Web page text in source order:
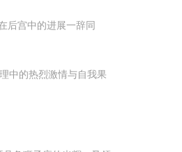
后宫中的进展一辞同
中的热烈激情与自我果